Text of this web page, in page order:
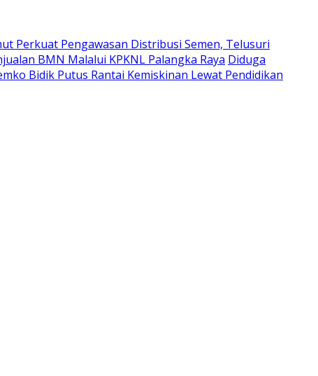
Perkuat Pengawasan Distribusi Semen, Telusuri
BMN Malalui KPKNL Palangka Raya Diduga
Bidik Putus Rantai Kemiskinan Lewat Pendidikan